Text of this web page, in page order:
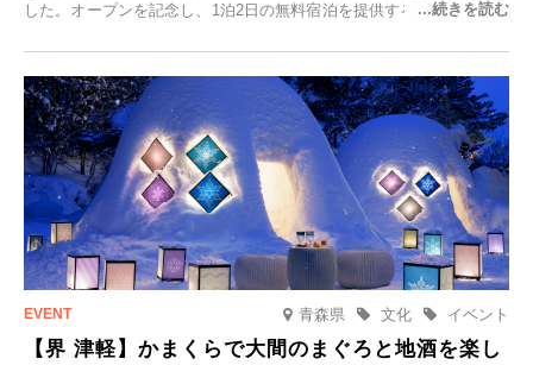
した。オープンを記念し、1泊2日の無料宿泊を提供するキャンペーン
一組限定の宿だからこそ叶う、大切な人との特別な時間を体験いただ
けます。
青森県 イベント
文化
【界 津軽】かまくらで大間のまぐろと地酒を楽し